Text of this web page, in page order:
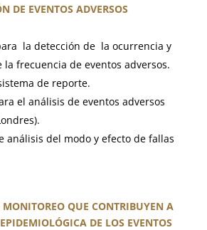
DE EVENTOS ADVERSOS
la detección de la ocurrencia y
frecuencia de eventos adversos.
de reporte.
el análisis de eventos adversos
análisis del modo y efecto de fallas
MONITOREO QUE CONTRIBUYEN A
DE LOS EVENTOS